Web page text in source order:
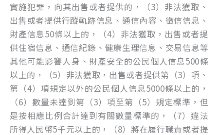
實施犯罪，向其出售或者提供的，（3）非法獲取、
出售或者提供行蹤軌跡信息、通信內容、徵信信息、
財產信息50條以上的，（4）非法獲取，出售或者提
供住宿信息、通信紀錄、健康生理信息、交易信息等
其他可能影響人身、財產安全的公民個人信息500條
以上的，（5）非法獲取，出售或者提供第（3）項、
第（4）項規定以外的公民個人信息5000條以上的，
（6）數量未達到第（3）項至第（5）規定標準，但
是按相應比例合計達到有關數量標準的，（7）違法
所得人民幣5千元以上的，（8）將在履行職責或者提